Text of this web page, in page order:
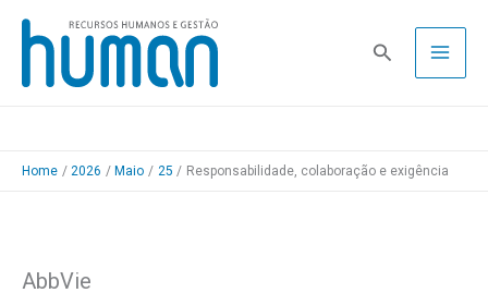
Skip
content
Pesquisa
Home 2026 Maio 25 Responsabilidade, colaboração e exigência
AbbVie